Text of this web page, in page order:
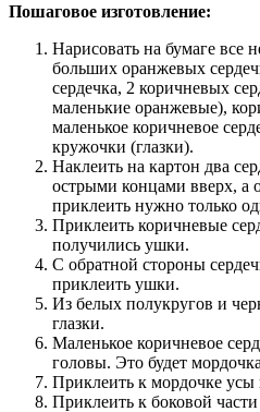
Пошаговое изготовление:
Нарисовать на бумаге все
больших оранжевых
сердечка, 2 коричневых
маленькие оранжевые),
маленькое коричневое
кружочки (глазки).
Наклеить на картон два
острыми концами вверх,
приклеить нужно только
Приклеить коричневые
получились ушки.
С обратной стороны
приклеить ушки.
Из белых полукругов и
глазки.
Маленькое коричневое
головы. Это будет
Приклеить к мордочке усы
Приклеить к боковой